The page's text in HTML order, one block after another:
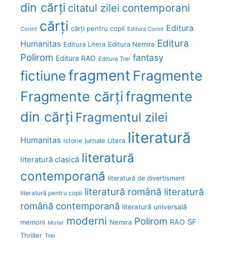
din cărți citatul zilei contemporani
Corint cărți cărți pentru copii Editura Corint Editura
Humanitas Editura Litera Editura Nemira Editura
Polirom Editura RAO Editura Trei fantasy
fictiunefragment Fragmente
Fragmente cărțifragmente
din cărți Fragmentul zilei
Humanitas istorie jurnale Litera literatură
literatură clasică literatură
contemporană literatură de divertisment
literatură pentru copii literatură română literatură
română contemporană literatură universală
memorii Mister moderni Nemira Polirom RAO SF
Thriller Trei